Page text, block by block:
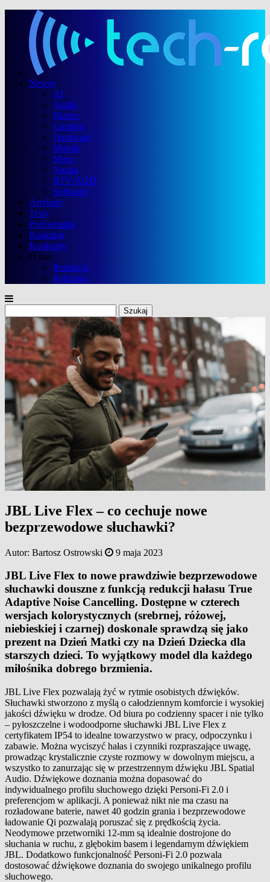
Newsy
AI
Audio
Biznes
Gaming
Hardware
Mobile
Moto
Nauka
RTV/AGD
Software
Artykuły
Testy
Porównania
Rankingi
Konkursy
O nas
Redakcja
Reklama
JBL Live Flex – co cechuje nowe
bezprzewodowe słuchawki?
Autor: Bartosz Ostrowski 9 maja 2023
JBL Live Flex to nowe prawdziwie bezprzewodowe
słuchawki douszne z funkcją redukcji hałasu True
Adaptive Noise Cancelling. Dostępne w czterech
wersjach kolorystycznych (srebrnej, różowej,
niebieskiej i czarnej) doskonale sprawdzą się jako
prezent na Dzień Matki czy na Dzień Dziecka dla
starszych dzieci. To wyjątkowy model dla każdego
miłośnika dobrego brzmienia.
JBL Live Flex pozwalają żyć w rytmie osobistych dźwięków.
Słuchawki stworzono z myślą o całodziennym komforcie i wysokiej
jakości dźwięku w drodze. Od biura po codzienny spacer i nie tylko
– pyłoszczelne i wodoodporne słuchawki JBL Live Flex z
certyfikatem IP54 to idealne towarzystwo w pracy, odpoczynku i
zabawie. Można wyciszyć hałas i czynniki rozpraszające uwagę,
prowadząc krystalicznie czyste rozmowy w dowolnym miejscu, a
wszystko to zanurzając się w przestrzennym dźwięku JBL Spatial
Audio. Dźwiękowe doznania można dopasować do
indywidualnego profilu słuchowego dzięki Personi-Fi 2.0 i
preferencjom w aplikacji. A ponieważ nikt nie ma czasu na
rozładowane baterie, nawet 40 godzin grania i bezprzewodowe
ładowanie Qi pozwalają poruszać się z prędkością życia.
Neodymowe przetworniki 12-mm są idealnie dostrojone do
słuchania w ruchu, z głębokim basem i legendarnym dźwiękiem
JBL. Dodatkowo funkcjonalność Personi-Fi 2.0 pozwala
dostosować dźwiękowe doznania do swojego unikalnego profilu
słuchowego.